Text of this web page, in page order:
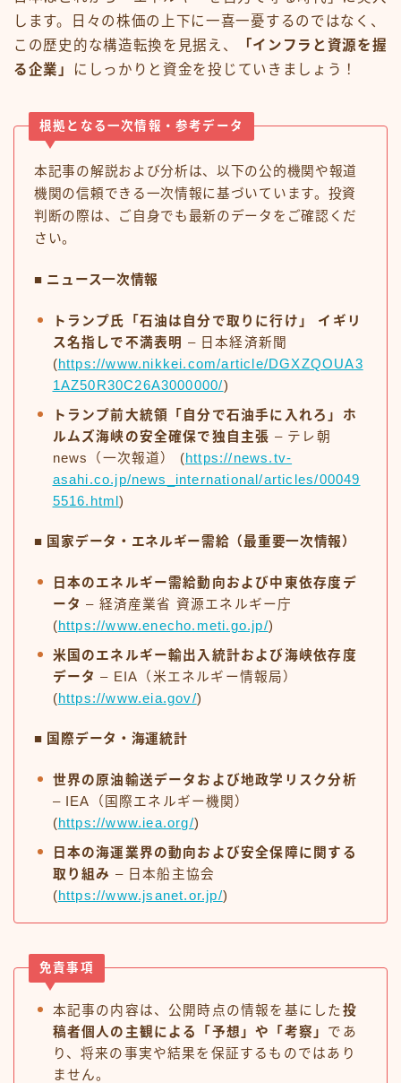
します。日々の株価の上下に一喜一憂するのではなく、
この歴史的な構造転換を見据え、
「インフラと資源を握
る企業」
にしっかりと資金を投じていきましょう！
根拠となる一次情報・参考データ
本記事の解説および分析は、以下の公的機関や報道
機関の信頼できる一次情報に基づいています。投資
判断の際は、ご自身でも最新のデータをご確認くだ
さい。
■ ニュース一次情報
トランプ氏「石油は自分で取りに行け」 イギリ
ス名指しで不満表明
– 日本経済新聞
(https://www.nikkei.com/article/DGXZQOUA3
1AZ50R30C26A3000000/)
トランプ前大統領「自分で石油手に入れろ」ホ
ルムズ海峡の安全確保で独自主張 – テレ朝
news（一次報道） (https://news.tv-
asahi.co.jp/news_international/articles/00049
5516.html)
■ 国家データ・エネルギー需給（最重要一次情報）
日本のエネルギー需給動向および中東依存度デ
ータ – 経済産業省 資源エネルギー庁
(https://www.enecho.meti.go.jp/)
米国のエネルギー輸出入統計および海峡依存度
データ – EIA（米エネルギー情報局）
(https://www.eia.gov/)
■ 国際データ・海運統計
世界の原油輸送データおよび地政学リスク分析
– IEA（国際エネルギー機関）
(https://www.iea.org/)
日本の海運業界の動向および安全保障に関する
取り組み – 日本船主協会
(https://www.jsanet.or.jp/)
免責事項
本記事の内容は、公開時点の情報を基にした投
稿者個人の主観による「予想」や「考察」 であ
り、将来の事実や結果を保証するものではあり
ません。